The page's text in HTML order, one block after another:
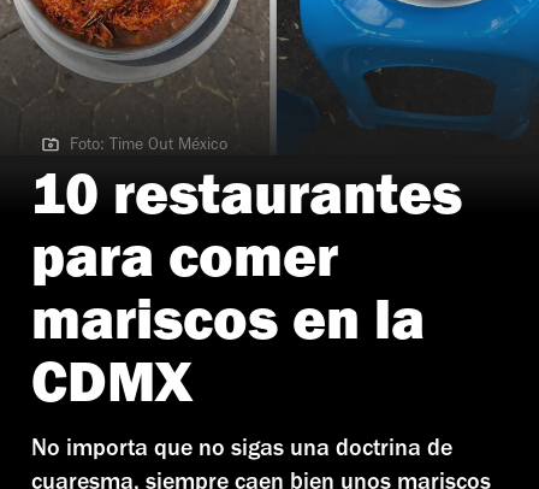
Foto: Time Out México
Foto: Time Out México
10 restaurantes
para comer
mariscos en la
CDMX
No importa que no sigas una doctrina de